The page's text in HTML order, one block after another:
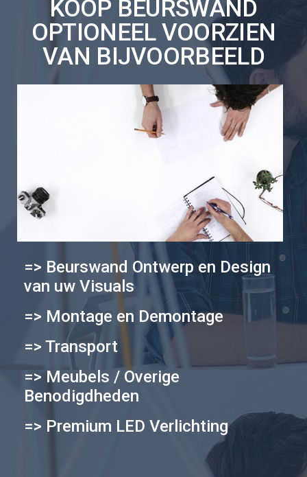
KOOP BEURSWAND
OPTIONEEL VOORZIEN
VAN BIJVOORBEELD
=> Beurswand Ontwerp en Design
van uw Visuals
=> Montage en Demontage
=> Transport
=> Meubels / Overige
Benodigdheden
=> Premium LED Verlichting